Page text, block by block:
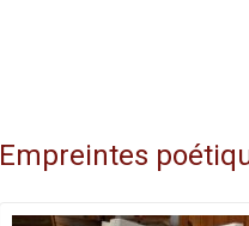
Empreintes